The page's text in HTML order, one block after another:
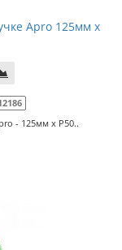
Apro 125мм x
- 125мм x P50..